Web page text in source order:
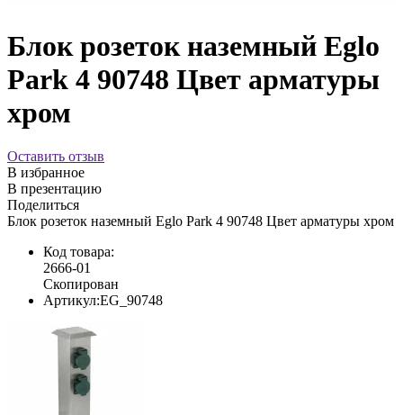
Блок розеток наземный Eglo
Park 4 90748 Цвет арматуры
хром
Оставить отзыв
В избранное
В презентацию
Поделиться
Блок розеток наземный Eglo Park 4 90748 Цвет арматуры хром
Код товара:
2666-01
Скопирован
Артикул:EG_90748